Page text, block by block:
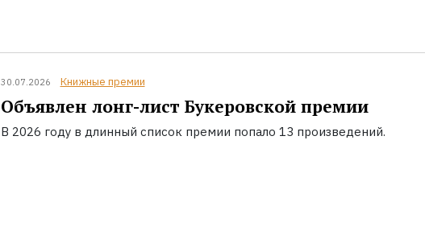
30.07.2026 Книжные премии
Объявлен лонг-лист Букеровской премии
В 2026 году в длинный список премии попало 13 произведений.